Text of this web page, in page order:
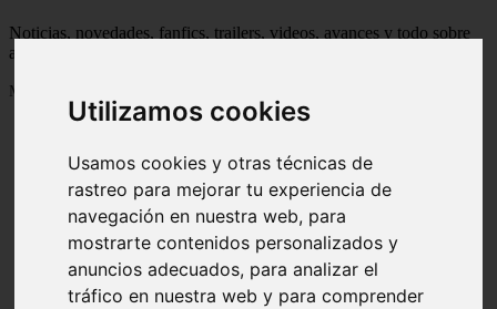
Utilizamos cookies
Usamos cookies y otras técnicas de
rastreo para mejorar tu experiencia de
navegación en nuestra web, para
mostrarte contenidos personalizados y
anuncios adecuados, para analizar el
tráfico en nuestra web y para comprender
Noticias, novedades, fanfics, trailers, videos, avances y todo sobre
anime en español
Mostrando 1 - 24 de 234 artículos
Reseña Hentai - Kuroinu: Kedakaki Seijo wa Hakudaku
ni Somaru - Anime en Español